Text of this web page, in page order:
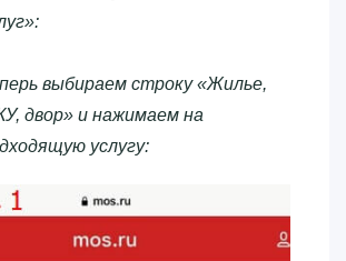
выбираем строку «Жилье,
двор» и нажимаем на
услугу: